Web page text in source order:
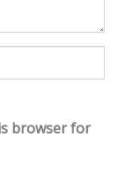
browser for